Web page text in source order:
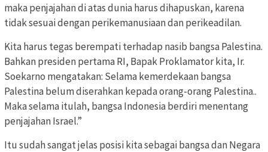
maka penjajahan di atas dunia harus dihapuskan, karena
tidak sesuai dengan perikemanusiaan dan perikeadilan.
Kita harus tegas berempati terhadap nasib bangsa Palestina.
Bahkan presiden pertama RI, Bapak Proklamator kita, Ir.
Soekarno mengatakan: Selama kemerdekaan bangsa
Palestina belum diserahkan kepada orang-orang Palestina..
Maka selama itulah, bangsa Indonesia berdiri menentang
penjajahan Israel.”
Itu sudah sangat jelas posisi kita sebagai bangsa dan Negara